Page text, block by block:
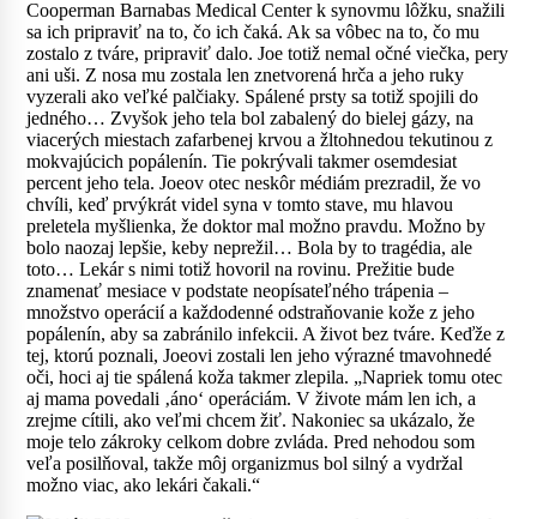
Cooperman Barnabas Medical Center k synovmu lôžku, snažili
sa ich pripraviť na to, čo ich čaká. Ak sa vôbec na to, čo mu
zostalo z tváre, pripraviť dalo. Joe totiž nemal očné viečka, pery
ani uši. Z nosa mu zostala len znetvorená hrča a jeho ruky
vyzerali ako veľké palčiaky. Spálené prsty sa totiž spojili do
jedného… Zvyšok jeho tela bol zabalený do bielej gázy, na
viacerých miestach zafarbenej krvou a žltohnedou tekutinou z
mokvajúcich popálenín. Tie pokrývali takmer osemdesiat
percent jeho tela. Joeov otec neskôr médiám prezradil, že vo
chvíli, keď prvýkrát videl syna v tomto stave, mu hlavou
preletela myšlienka, že doktor mal možno pravdu. Možno by
bolo naozaj lepšie, keby neprežil… Bola by to tragédia, ale
toto… Lekár s nimi totiž hovoril na rovinu. Prežitie bude
znamenať mesiace v podstate neopísateľného trápenia –
množstvo operácií a každodenné odstraňovanie kože z jeho
popálenín, aby sa zabránilo infekcii. A život bez tváre. Keďže z
tej, ktorú poznali, Joeovi zostali len jeho výrazné tmavohnedé
oči, hoci aj tie spálená koža takmer zlepila. „Napriek tomu otec
aj mama povedali ‚áno‘ operáciám. V živote mám len ich, a
zrejme cítili, ako veľmi chcem žiť. Nakoniec sa ukázalo, že
moje telo zákroky celkom dobre zvláda. Pred nehodou som
veľa posilňoval, takže môj organizmus bol silný a vydržal
možno viac, ako lekári čakali.“